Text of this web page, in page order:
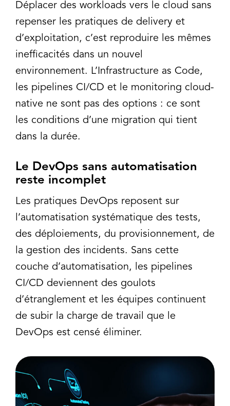
Déplacer des workloads vers le cloud sans
repenser les pratiques de delivery et
d’exploitation, c’est reproduire les mêmes
inefficacités dans un nouvel
environnement. L’Infrastructure as Code,
les pipelines CI/CD et le monitoring cloud-
native ne sont pas des options : ce sont
les conditions d’une migration qui tient
dans la durée.
Le DevOps sans automatisation
reste incomplet
Les pratiques DevOps reposent sur
l’automatisation systématique des tests,
des déploiements, du provisionnement, de
la gestion des incidents. Sans cette
couche d’automatisation, les pipelines
CI/CD deviennent des goulots
d’étranglement et les équipes continuent
de subir la charge de travail que le
DevOps est censé éliminer.